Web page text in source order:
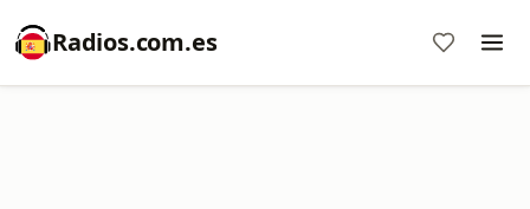
Radios.com.es